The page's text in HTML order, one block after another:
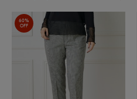
60%
OFF